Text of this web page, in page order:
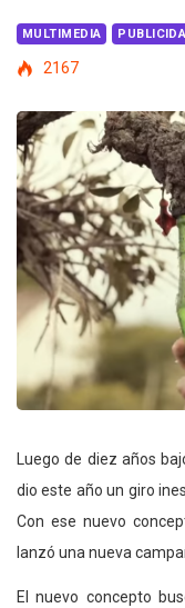
MULTIMEDIA
2167
Luego de diez años
dio este año un giro
Con ese nuevo
lanzó una nueva
El nuevo concepto